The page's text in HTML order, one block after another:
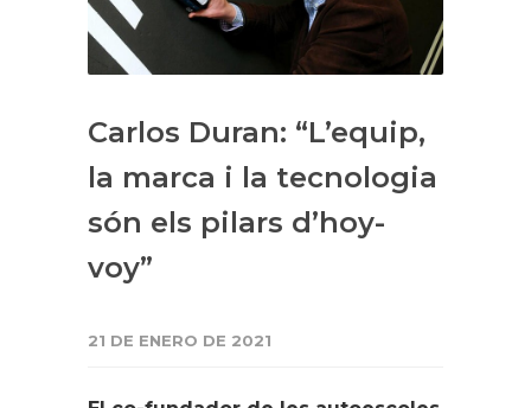
Carlos Duran: “L’equip,
la marca i la tecnologia
són els pilars d’hoy-
voy”
21 DE ENERO DE 2021